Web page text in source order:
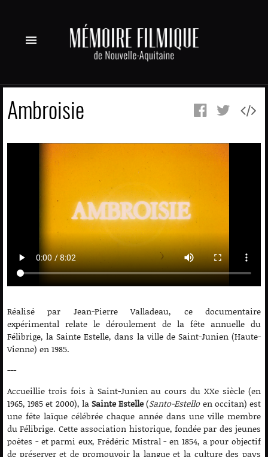
menu
Ambroisie
Réalisé par Jean-Pierre Valladeau, ce documentaire
expérimental relate le déroulement de la fête annuelle du
Félibrige, la Sainte Estelle, dans la ville de Saint-Junien (Haute-
Vienne) en 1985.
---
Accueillie trois fois à Saint-Junien au cours du XXe siècle (en
1965, 1985 et 2000), laSainte Estelle(Santo-Estelloen occitan) est
une fête laïque célébrée chaque année dans une ville membre
du Félibrige. Cette association historique, fondée par des jeunes
poètes - et parmi eux, Frédéric Mistral - en 1854, a pour objectif
de préserver et de promouvoir la langue et la culture des pays